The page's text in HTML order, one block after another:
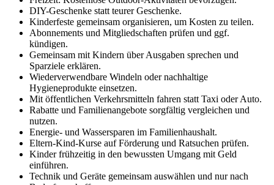
DIY-Geschenke statt teurer Geschenke.
Kinderfeste gemeinsam organisieren, um Kosten zu teilen.
Abonnements und Mitgliedschaften prüfen und ggf.
kündigen.
Gemeinsam mit Kindern über Ausgaben sprechen und
Sparziele erklären.
Wiederverwendbare Windeln oder nachhaltige
Hygieneprodukte einsetzen.
Mit öffentlichen Verkehrsmitteln fahren statt Taxi oder Auto.
Rabatte und Familienangebote sorgfältig vergleichen und
nutzen.
Energie- und Wassersparen im Familienhaushalt.
Eltern-Kind-Kurse auf Förderung und Ratsuchen prüfen.
Kinder frühzeitig in den bewussten Umgang mit Geld
einführen.
Technik und Geräte gemeinsam auswählen und nur nach